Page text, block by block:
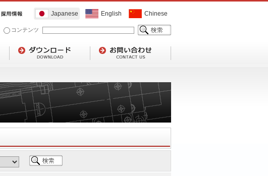
Japanese English Chinese
コンテンツ